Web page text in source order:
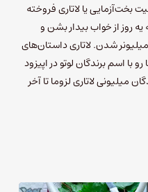
بخت‌آزمایی یا لاتاری فروخته
روز از خواب بیدار بشن و
شدن. لاتاری داستان‌های
با اسم برندگان لوتو در اپیزود
میلیونی لاتاری لزوما تا آخر